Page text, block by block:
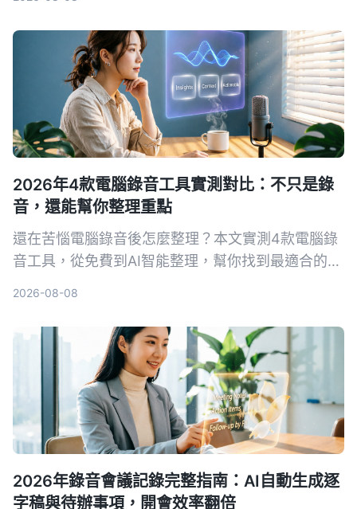
2026年4款電腦錄音工具實測對比：不只是錄
音，還能幫你整理重點
還在苦惱電腦錄音後怎麼整理？本文實測4款電腦錄
音工具，從免費到AI智能整理，幫你找到最適合的方
2026-08-08
2026年錄音會議記錄完整指南：AI自動生成逐
字稿與待辦事項，開會效率翻倍